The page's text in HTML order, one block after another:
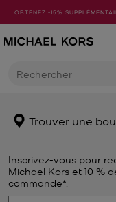
OBTENEZ -15%
Rechercher
Trouver une
Inscrivez-vous pour
Michael Kors et 10 %
commande*.